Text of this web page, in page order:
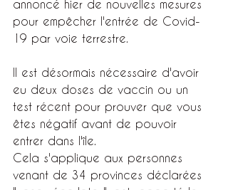
annoncé hier de nouvelles mesures
pour empêcher l'entrée de Covid-
19 par voie terrestre.
Il est désormais nécessaire d'avoir
eu deux doses de vaccin ou un
test récent pour prouver que vous
êtes négatif avant de pouvoir
entrer dans l'île.
Cela s'applique aux personnes
venant de 34 provinces déclarées